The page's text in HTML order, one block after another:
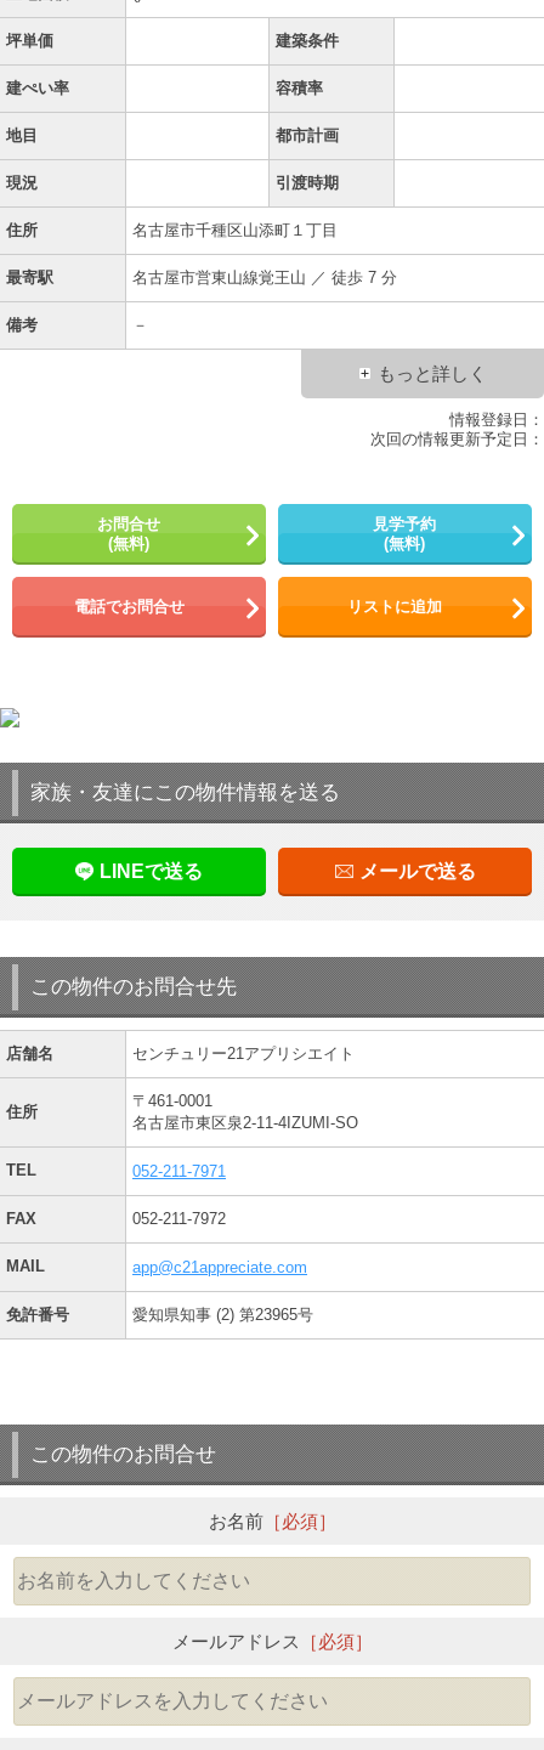
坪単価 建築条件
建ぺい率 容積率
地目 都市計画
現況 引渡時期
住所 名古屋市千種区山添町１丁目
最寄駅 名古屋市営東山線覚王山 ／ 徒歩 7 分
備考 －
もっと詳しく
情報登録日：
次回の情報更新予定日：
お問合せ
(無料)
見学予約
(無料)
電話でお問合せ リストに追加
家族・友達にこの物件情報を送る
LINEで送る メールで送る
この物件のお問合せ先
店舗名 センチュリー21アプリシエイト
住所
〒461-0001
名古屋市東区泉2-11-4IZUMI-SO
TEL 052-211-7971
FAX 052-211-7972
MAIL app@c21appreciate.com
免許番号 愛知県知事 (2) 第23965号
この物件のお問合せ
お名前［必須］
メールアドレス ［必須］